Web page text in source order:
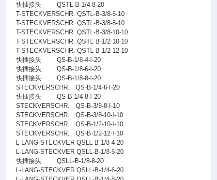
快插接头
QSTL-B-1/4-8-20
T-STECKVERSCHR. QSTL-B-3/8-6-10
T-STECKVERSCHR. QSTL-B-3/8-8-10
T-STECKVERSCHR. QSTL-B-3/8-10-10
T-STECKVERSCHR. QSTL-B-1/2-10-10
T-STECKVERSCHR. QSTL-B-1/2-12-10
快插接头
QS-B-1/8-4-I-20
快插接头
QS-B-1/8-6-I-20
快插接头
QS-B-1/8-8-I-20
STECKVERSCHR.
QS-B-1/4-6-I-20
快插接头
QS-B-1/4-8-I-20
STECKVERSCHR.
QS-B-3/8-8-I-10
STECKVERSCHR.
QS-B-3/8-10-I-10
STECKVERSCHR.
QS-B-1/2-10-I-10
STECKVERSCHR.
QS-B-1/2-12-I-10
L-LANG-STECKVER QSLL-B-1/8-4-20
L-LANG-STECKVER QSLL-B-1/8-6-20
快插接头
QSLL-B-1/8-8-20
L-LANG-STECKVER QSLL-B-1/4-6-20